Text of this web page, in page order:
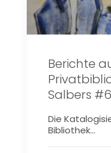
Berichte
Salbers #6
Die
Bibliothek…